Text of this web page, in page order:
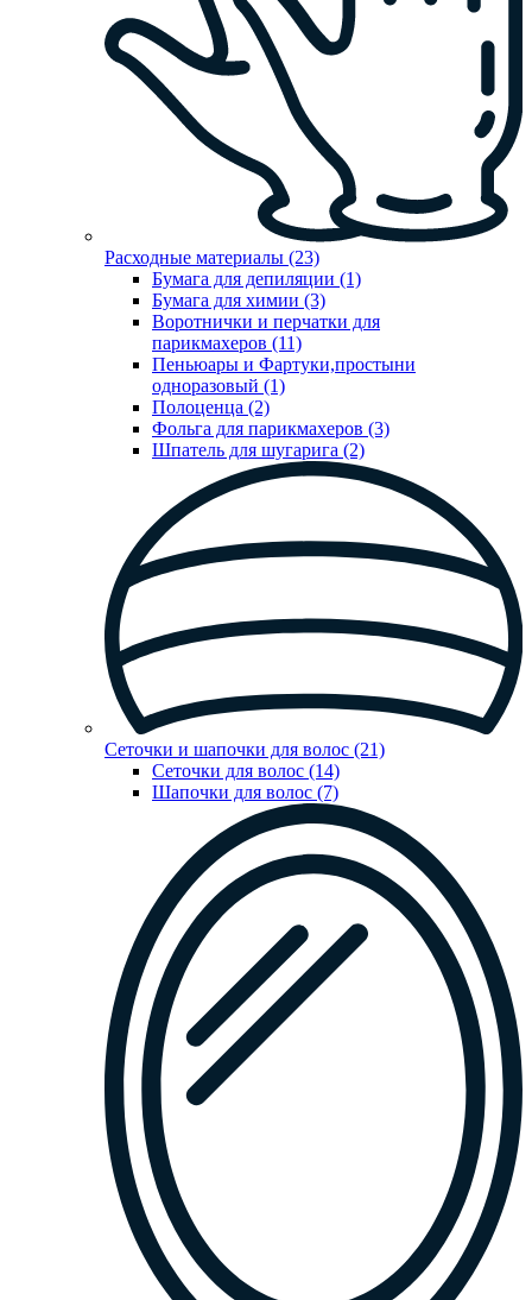
Расходные материалы (23)
Бумага для депиляции (1)
Бумага для химии (3)
Воротнички и перчатки для
парикмахеров (11)
Пеньюары и Фартуки,простыни
одноразовый (1)
Полоценца (2)
Фольга для парикмахеров (3)
Шпатель для шугарига (2)
Сеточки и шапочки для волос (21)
Сеточки для волос (14)
Шапочки для волос (7)